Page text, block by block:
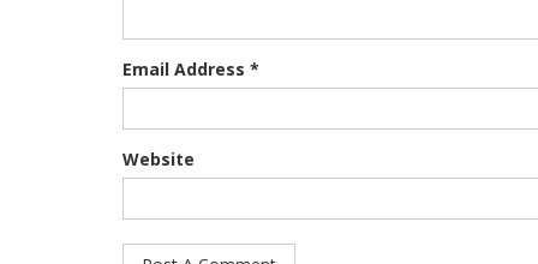
Email Address *
Website